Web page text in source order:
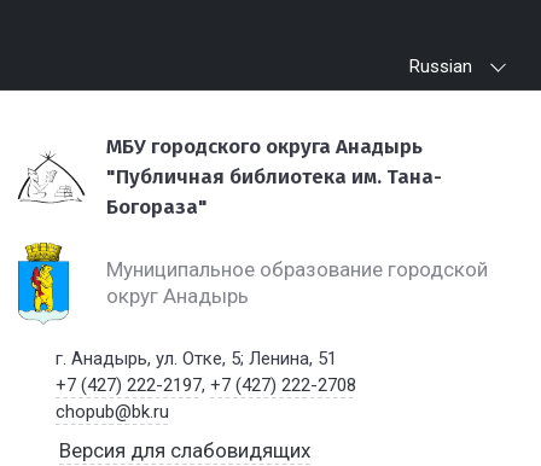
Russian
МБУ городского округа Анадырь
"Публичная библиотека им. Тана-
Богораза"
Муниципальное образование городской
округ Анадырь
г. Анадырь, ул. Отке, 5; Ленина, 51
+7 (427) 222-2197,+7 (427) 222-2708
chopub@bk.ru
Версия для слабовидящих